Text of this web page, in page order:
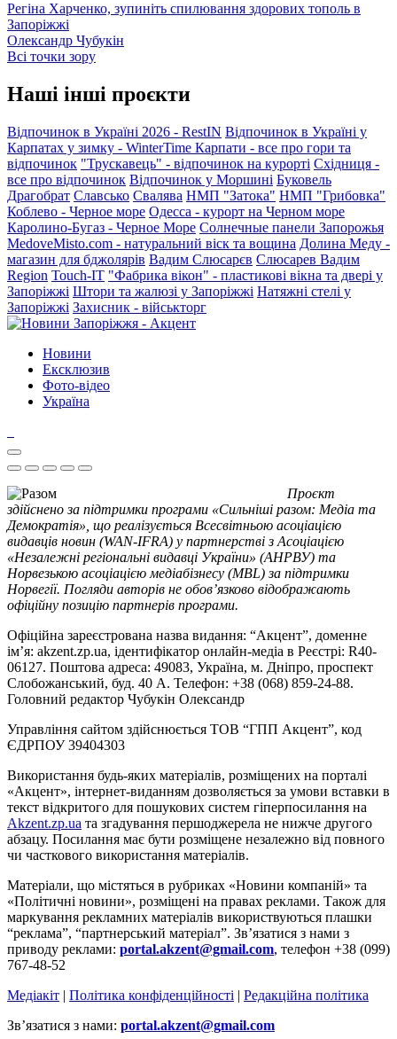
Регіна Харченко, зупиніть спилювання здорових тополь в
Запоріжжі
Олександр Чубукін
Всі точки зору
Наші інші проєкти
Відпочинок в Україні 2026 - RestIN Відпочинок в Україні у
Карпатах у зимку - WinterTime Карпати - все про гори та
відпочинок "Трускавець" - відпочинок на курорті Східниця -
все про відпочинок Відпочинок у Моршині Буковель
Драгобрат Славсько Свалява НМП "Затока" НМП "Грибовка"
Коблево - Черное море Одесса - курорт на Черном море
Каролино-Бугаз - Черное Море Солнечные панели Запорожья
MedoveMisto.com - натуральний віск та вощина Долина Меду -
магазин для бджолярів Вадим Слюсарєв Слюсарев Вадим
Region Touch-IT "Фабрика вікон" - пластикові вікна та двері у
Запоріжжі Штори та жалюзі у Запоріжжі Натяжні стелі у
Запоріжжі Захисник - військторг
Новини
Ексклюзив
Фото-відео
Україна
Проєкт
здійснено за підтримки програми «Сильніші разом: Медіа та
Демократія», що реалізується Всесвітньою асоціацією
видавців новин (WAN-IFRA) у партнерстві з Асоціацією
«Незалежні регіональні видавці України» (АНРВУ) та
Норвезькою асоціацією медіабізнесу (MBL) за підтримки
Норвегії. Погляди авторів не обов’язково відображають
офіційну позицію партнерів програми.
Офіційна зареєстрована назва видання: “Акцент”, доменне
ім’я: akzent.zp.ua, ідентифікатор онлайн-медіа в Реєстрі: R40-
06127. Поштова адреса: 49083, Україна, м. Дніпро, проспект
Слобожанський, буд. 40 А. Телефон: +38 (068) 859-24-88.
Головний редактор Чубукін Олександр
Управління сайтом здійснюється ТОВ “ГПП Акцент”, код
ЄДРПОУ 39404303
Використання будь-яких матеріалів, розміщених на порталі
«Акцент», інтернет-виданням дозволяється за умови вставки в
текст відкритого для пошукових систем гіперпосилання на
Akzent.zp.ua та згадування першоджерела не нижче другого
абзацу. Посилання має бути розміщене незалежно від повного
чи часткового використання матеріалів.
Матеріали, що містяться в рубриках «Новини компаній» та
«Політичні новини», розміщені на правах реклами. Також для
маркування рекламних матеріалів використвуються плашки
“реклама”, “партнерський матеріал”. Зв’язатися з нами з
приводу реклами: portal.akzent@gmail.com, телефон +38 (099)
767-48-52
Медіакіт | Політика конфіденційності | Редакційна політика
Зв’язатися з нами: portal.akzent@gmail.com